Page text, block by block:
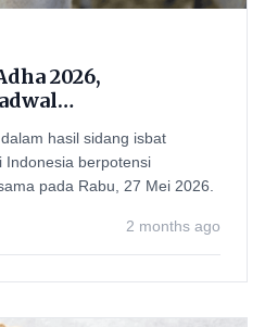
2026,
hasil sidang isbat
Indonesia berpotensi
pada Rabu, 27 Mei 2026.
2 months ago